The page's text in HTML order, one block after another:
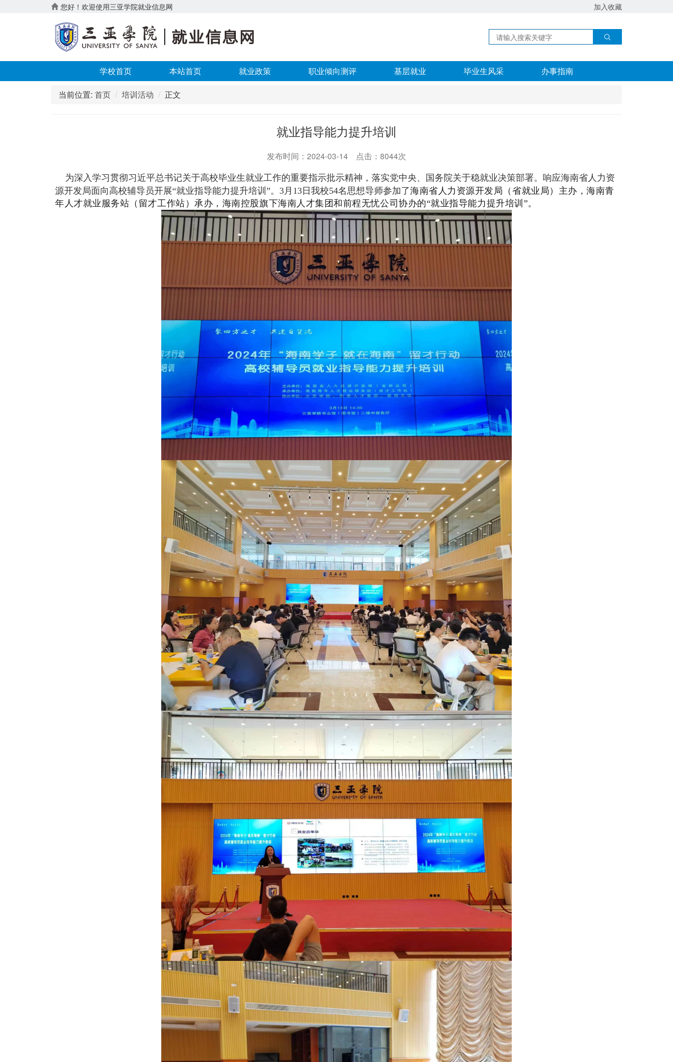
您好！欢迎使用三亚学院就业信息网 加入收藏
学校首页 本站首页 就业政策 职业倾向测评 基层就业 毕业生风采 办事指南
当前位置: 首页 培训活动 正文
就业指导能力提升培训
发布时间：2024-03-14 点击：8044次
为深入学习贯彻习近平总书记关于高校毕业生就业工作的重要指示批示精神，落实党中央、国务院关于稳就业决策部署。响应海南省人力资
源开发局面向高校辅导员开展“就业指导能力提升培训”。3月13日我校54名思想导师参加了海南省人力资源开发局（省就业局）主办，海南青
年人才就业服务站（留才工作站）承办，海南控股旗下海南人才集团和前程无忧公司协办的“就业指导能力提升培训”。